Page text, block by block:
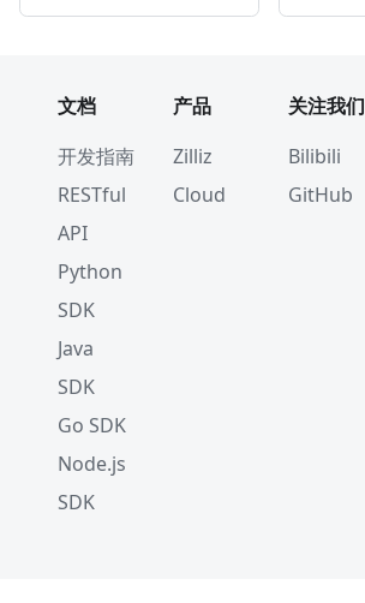
文档
开发指南
RESTful
API
Python
SDK
Java
SDK
Go SDK
Node.js
SDK
产品
Zilliz
Cloud
关注我们
Bilibili
GitHub